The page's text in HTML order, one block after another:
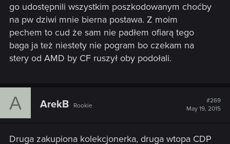
go udostępnili wszystkim poszkodowanym choćby
na pw dziwi mnie bierna postawa. Z moim
pechem to cud że sam nie padłem ofiarą tego
baga ja też niestety nie pogram bo czekam na
stery od AMD by CF ruszył oby podołali.
A ArekB Rookie
#269
May 19, 2015
Druga zakupiona kolekcjonerka, druga wtopa CDP